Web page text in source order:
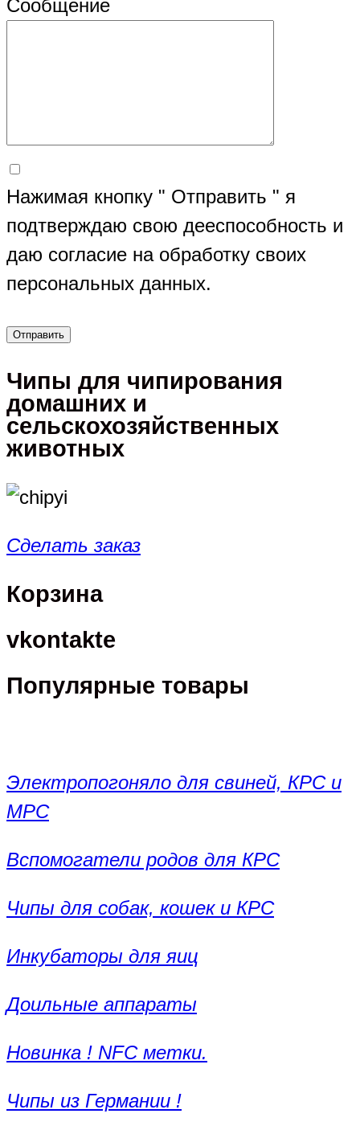
Сообщение
Нажимая кнопку " Отправить " я
подтверждаю свою дееспособность и
даю согласие на обработку своих
персональных данных.
Чипы для чипирования
домашних и
сельскохозяйственных
животных
Сделать заказ
Корзина
vkontakte
Популярные товары
Электропогоняло для свиней, КРС и
МРС
Вспомогатели родов для КРС
Чипы для собак, кошек и КРС
Инкубаторы для яиц
Доильные аппараты
Новинка ! NFC метки.
Чипы из Германии !